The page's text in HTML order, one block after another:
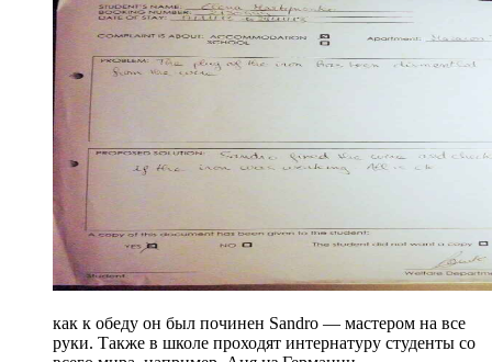
как к обеду он был починен Sandro — мастером на все
руки. Также в школе проходят интернатуру студенты со